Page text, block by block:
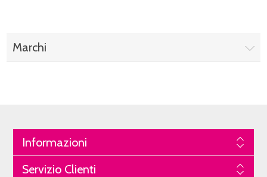
Marchi
Informazioni
Servizio Clienti